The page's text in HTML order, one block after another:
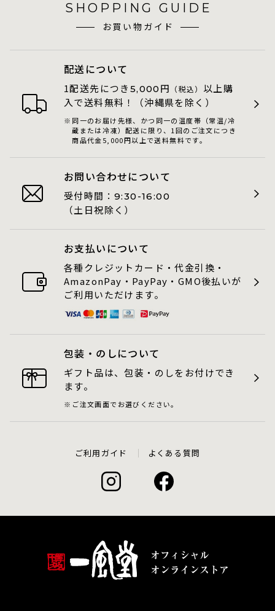
SHOPPING GUIDE
お買い物ガイド
配送について
1配送先につき 5,000 円 （税込） 以上購
入で送料無料！（沖縄県を除く）
同一のお届け先様、かつ同一の温度帯（常温/冷
蔵または冷凍）配送に限り、1回のご注文につき
商品代金5,000円以上で送料無料です。
お問い合わせについて
受付時間： 9:30-16:00
（土日祝除く）
お支払いについて
各種クレジットカード・代金引換・
AmazonPay・PayPay・GMO後払いが
ご利用いただけます。
包装・のしについて
ギフト品は、包装・のしをお付けでき
ます。
ご注文画面でお選びください。
ご利用ガイド よくある質問